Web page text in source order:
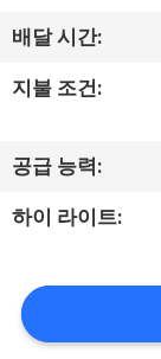
견
학
품
질
리
배달 시간:
지불 조건:
공급 능력:
하이 라이트: